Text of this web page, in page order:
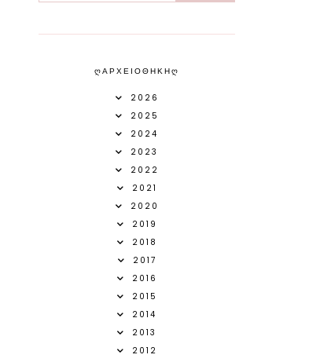
ᲦΑΡΧΕΙΟΘΗΚΗᲦ
2026
2025
2024
2023
2022
2021
2020
2019
2018
2017
2016
2015
2014
2013
2012